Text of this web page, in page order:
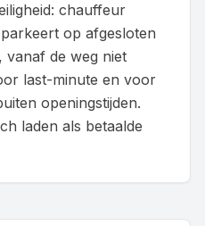
chauffeur
op afgesloten
de weg niet
last-minute en voor
openingstijden.
laden als betaalde